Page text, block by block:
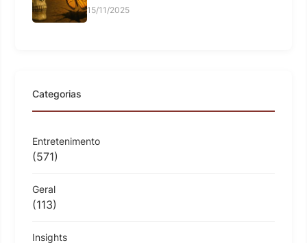
15/11/2025
Categorias
Entretenimento
(571)
Geral
(113)
Insights